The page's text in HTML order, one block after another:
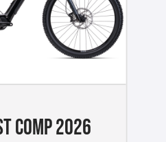
COMP 2026